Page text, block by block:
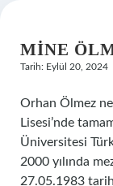
MINE
Tarih: Eylül 20, 2024
Orhan Ölmez
Lisesi’nde
Üniversitesi
2000 yılında
27.05.1983